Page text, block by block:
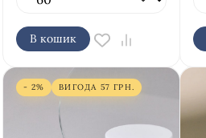
В кошик
- 2% ВИГОДА 57 ГРН.